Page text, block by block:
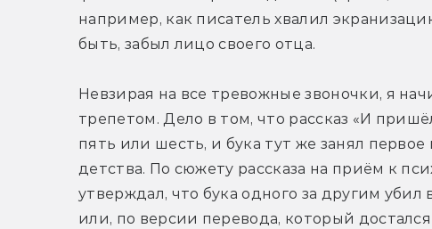
например, как писатель хвалил
быть, забыл лицо своего отца.
Невзирая на все тревожные звоночки, я
трепетом. Дело в том, что рассказ «И
пять или шесть, и бука тут же занял первое
детства. По сюжету рассказа на приём к
утверждал, что бука одного за другим
или, по версии перевода, который